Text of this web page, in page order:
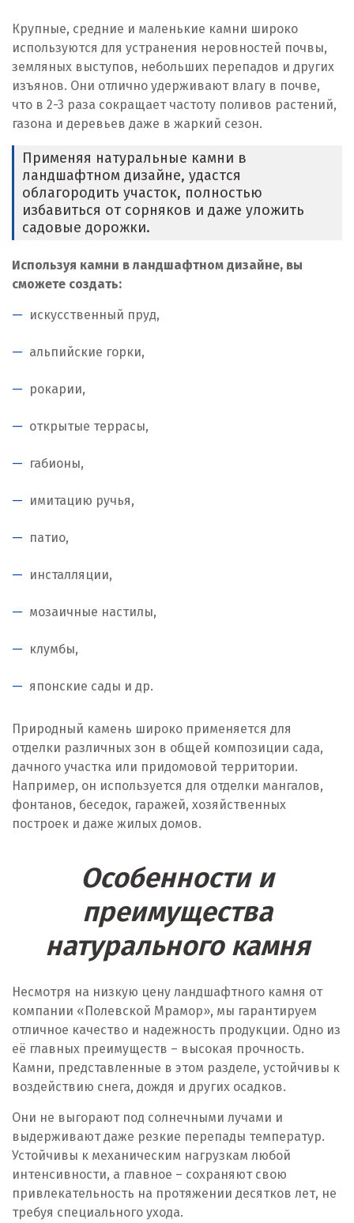
С
Семей
Т
Темиртау
У
Усть-Каменогорск
Ш
Шымкент
Э
Экибастуз
Крупные, средние и маленькие камни широко
используются для устранения неровностей почвы,
земляных выступов, небольших перепадов и других
изъянов. Они отлично удерживают влагу в почве,
что в 2-3 раза сокращает частоту поливов растений,
газона и деревьев даже в жаркий сезон.
Применяя натуральные камни в
ландшафтном дизайне, удастся
облагородить участок, полностью
избавиться от сорняков и даже уложить
садовые дорожки.
Используя камни в ландшафтном дизайне, вы
сможете создать:
искусственный пруд,
альпийские горки,
рокарии,
открытые террасы,
габионы,
имитацию ручья,
патио,
инсталляции,
мозаичные настилы,
клумбы,
японские сады и др.
Природный камень широко применяется для
отделки различных зон в общей композиции сада,
дачного участка или придомовой территории.
Например, он используется для отделки мангалов,
фонтанов, беседок, гаражей, хозяйственных
построек и даже жилых домов.
Особенности и
преимущества
натурального камня
Несмотря на низкую цену ландшафтного камня от
компании «Полевской Мрамор», мы гарантируем
отличное качество и надежность продукции. Одно из
её главных преимуществ – высокая прочность.
Камни, представленные в этом разделе, устойчивы к
воздействию снега, дождя и других осадков.
Они не выгорают под солнечными лучами и
выдерживают даже резкие перепады температур.
Устойчивы к механическим нагрузкам любой
интенсивности, а главное – сохраняют свою
привлекательность на протяжении десятков лет, не
требуя специального ухода.